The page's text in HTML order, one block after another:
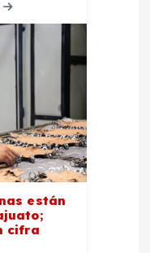
están
cifra